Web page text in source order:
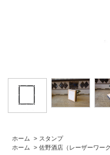
ホーム > スタンプ
ホーム
> 佐野酒店（レーザーワー